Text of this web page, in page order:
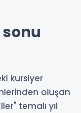
kursiyer
oluşan
temalı yıl